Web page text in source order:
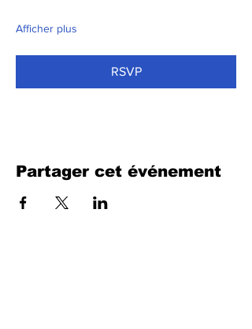
Afficher plus
RSVP
Partager cet événement